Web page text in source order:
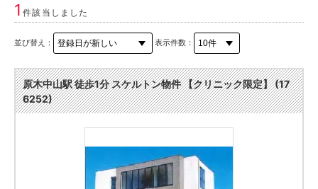
1件該当しました
並び替え： 表示件数：
原木中山駅 徒歩1分 スケルトン物件 【クリニック限定】 (17
6252)